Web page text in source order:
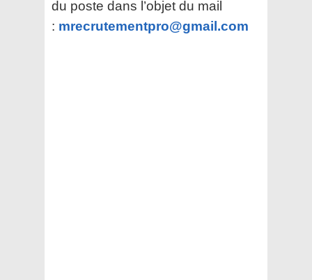
du poste dans l’objet du mail
: mrecrutementpro@gmail.com